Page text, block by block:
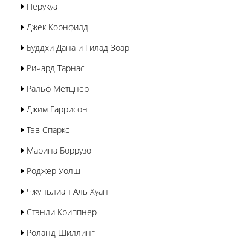
Перукуа
Джек Корнфилд
Буддхи Дана и Гилад Зоар
Ричард Тарнас
Ральф Метцнер
Джим Гаррисон
Тэв Спаркс
Марина Боррузо
Роджер Уолш
Чжуньлиан Аль Хуан
Стэнли Криппнер
Роланд Шиллинг